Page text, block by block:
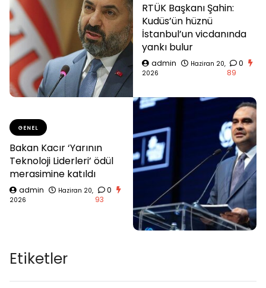
RTÜK Başkanı Şahin:
Kudüs’ün hüznü
İstanbul’un vicdanında
yankı bulur
admin
Haziran 20,
2026
0
89
GENEL
Bakan Kacır ‘Yarının
Teknoloji Liderleri’ ödül
merasimine katıldı
admin
Haziran 20,
2026
0
93
Etiketler